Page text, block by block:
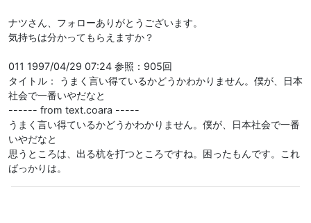
ナツさん、フォローありがとうございます。
気持ちは分かってもらえますか？
011 1997/04/29 07:24 参照：905回
タイトル： うまく言い得ているかどうかわかりません。僕が、日本
社会で一番いやだなと
------ from text.coara -----
うまく言い得ているかどうかわかりません。僕が、日本社会で一番
いやだなと
思うところは、出る杭を打つところですね。困ったもんです。これ
ばっかりは。